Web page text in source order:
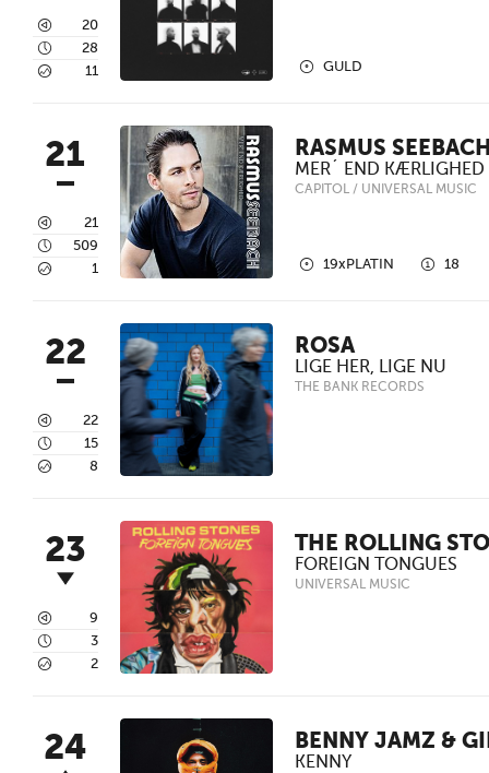
3 20
4 28
5 11 2 GULD
21
3 21
4 509
5 1
RASMUS
MER´ END KÆRLIGHED
CAPITOL / UNIVERSAL MUSIC
2 19xPLATIN 1 18
22
3 22
4 15
5 8
ROSA
LIGE HER, LIGE NU
THE BANK RECORDS
23
3 9
4 3
5 2
THE ROLLING
FOREIGN TONGUES
UNIVERSAL MUSIC
24 BENNY JAMZ &
KENNY